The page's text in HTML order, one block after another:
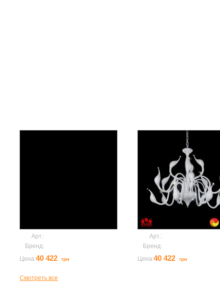
Арт.:
Бренд:
Цена:40 422 грн
Арт.:
Бренд:
Цена:40 422 грн
Смотреть все